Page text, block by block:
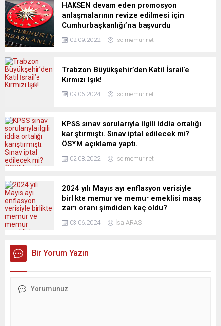
HAKSEN devam eden promosyon
anlaşmalarının revize edilmesi için
Cumhurbaşkanlığı’na başvurdu
02.09.2022 iscimemur.net
Trabzon Büyükşehir’den Katil İsrail’e
Kırmızı Işık!
09.06.2024 iscimemur.net
KPSS sınav sorularıyla ilgili iddia ortalığı
karıştırmıştı. Sınav iptal edilecek mi?
ÖSYM açıklama yaptı.
02.08.2022 iscimemur.net
2024 yılı Mayıs ayı enflasyon verisiyle
birlikte memur ve memur emeklisi maaş
zam oranı şimdiden kaç oldu?
03.06.2024 İsa ARAS
Bir Yorum Yazın